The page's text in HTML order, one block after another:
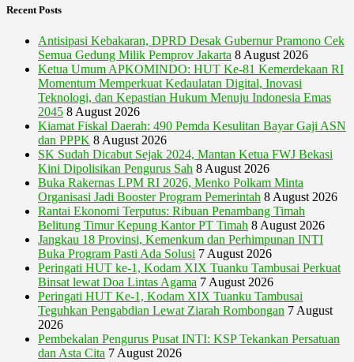
Recent Posts
Antisipasi Kebakaran, DPRD Desak Gubernur Pramono Cek
Semua Gedung Milik Pemprov Jakarta 8 August 2026
Ketua Umum APKOMINDO: HUT Ke-81 Kemerdekaan RI
Momentum Memperkuat Kedaulatan Digital, Inovasi
Teknologi, dan Kepastian Hukum Menuju Indonesia Emas
2045 8 August 2026
Kiamat Fiskal Daerah: 490 Pemda Kesulitan Bayar Gaji ASN
dan PPPK 8 August 2026
SK Sudah Dicabut Sejak 2024, Mantan Ketua FWJ Bekasi
Kini Dipolisikan Pengurus Sah 8 August 2026
Buka Rakernas LPM RI 2026, Menko Polkam Minta
Organisasi Jadi Booster Program Pemerintah 8 August 2026
Rantai Ekonomi Terputus: Ribuan Penambang Timah
Belitung Timur Kepung Kantor PT Timah 8 August 2026
Jangkau 18 Provinsi, Kemenkum dan Perhimpunan INTI
Buka Program Pasti Ada Solusi 7 August 2026
Peringati HUT ke-1, Kodam XIX Tuanku Tambusai Perkuat
Binsat lewat Doa Lintas Agama 7 August 2026
Peringati HUT Ke-1, Kodam XIX Tuanku Tambusai
Teguhkan Pengabdian Lewat Ziarah Rombongan 7 August
2026
Pembekalan Pengurus Pusat INTI: KSP Tekankan Persatuan
dan Asta Cita 7 August 2026